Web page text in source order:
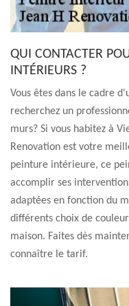
QUI CONTACTER
INTÉRIEURS ?
Vous êtes dans le cadre
recherchez un
murs? Si vous habitez à
Renovation est votre
peinture intérieure, ce
accomplir ses
adaptées en fonction du
différents choix de
maison. Faites dès
connaître le tarif.